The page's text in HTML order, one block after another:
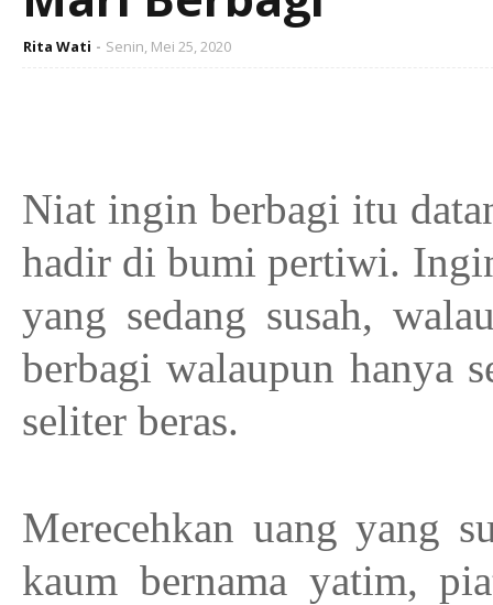
Rita Wati Senin, Mei 25, 2020
Niat ingin berbagi itu
hadir di bumi pertiwi.
yang sedang susah,
berbagi walaupun hanya
seliter beras.
Merecehkan uang yang
kaum bernama yatim,